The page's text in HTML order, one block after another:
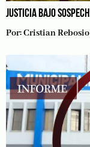
JUSTICIA BAJO
Por:Cristian Rebosio